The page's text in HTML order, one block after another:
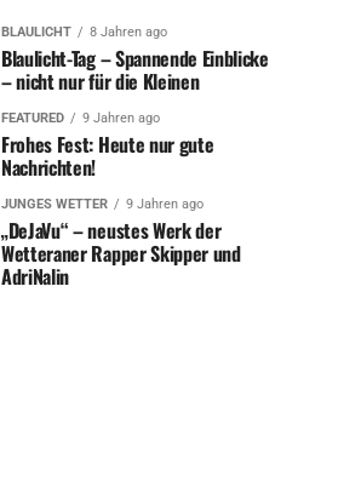
BLAULICHT 8 Jahren ago
Blaulicht-Tag – Spannende Einblicke
– nicht nur für die Kleinen
FEATURED 9 Jahren ago
Frohes Fest: Heute nur gute
Nachrichten!
JUNGES WETTER 9 Jahren ago
„DeJaVu“ – neustes Werk der
Wetteraner Rapper Skipper und
AdriNalin